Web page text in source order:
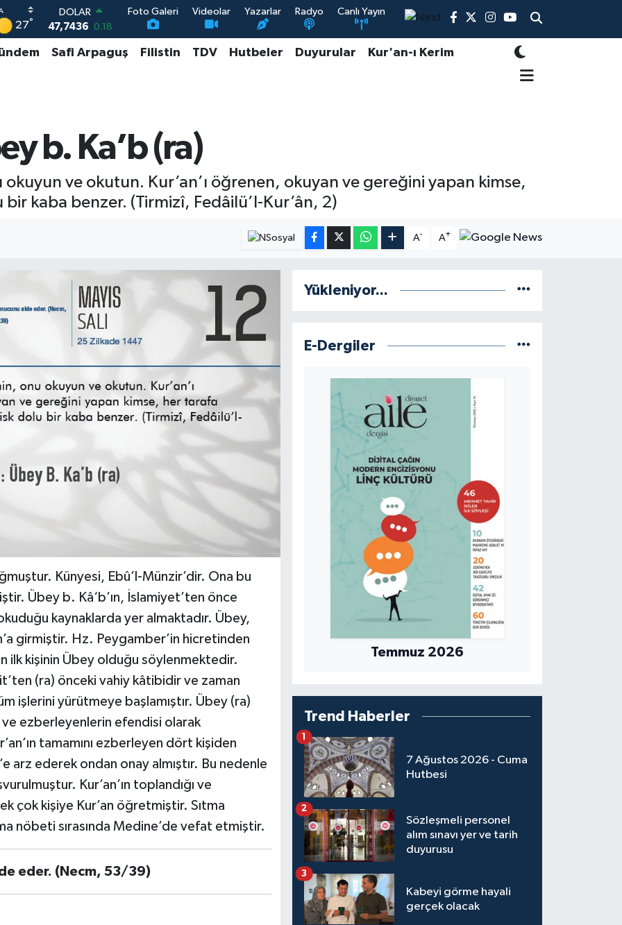
27°
DOLAR
47,7436 0.18
EURO
55,2510 0.32
13.779 -14
Foto Galeri Videolar Yazarlar Radyo Canlı Yayın
Safi Arpaguş Filistin TDV Hutbeler Duyurular Kur'an-ı Kerim
b. Ka’b (ra)
okuyun ve okutun. Kur’an’ı öğrenen, okuyan ve gereğini yapan kimse,
kaba benzer. (Tirmizî, Fedâilü’l-Kur’ân, 2)
A- A+
Künyesi, Ebû’l-Münzir’dir. Ona bu
Übey b. Kâ‘b’ın, İslamiyet’ten önce
kaynaklarda yer almaktadır. Übey,
girmiştir. Hz. Peygamber’in hicretinden
ilk kişinin Übey olduğu söylenmektedir.
(ra) önceki vahiy kâtibidir ve zaman
işlerini yürütmeye başlamıştır. Übey (ra)
ve ezberleyenlerin efendisi olarak
tamamını ezberleyen dört kişiden
arz ederek ondan onay almıştır. Bu nedenle
Kur’an’ın toplandığı ve
çok kişiye Kur’an öğretmiştir. Sıtma
nöbeti sırasında Medine’de vefat etmiştir.
eder. (Necm, 53/39)
Yükleniyor...
E-Dergiler
Temmuz 2026
Trend Haberler
7 Ağustos 2026 - Cuma
Hutbesi
1
Sözleşmeli personel
alım sınavı yer ve tarih
duyurusu
2
Kabeyi görme hayali
gerçek olacak
3